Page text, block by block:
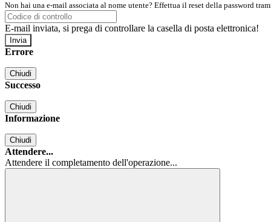
Non hai una e-mail associata al nome utente? Effettua il reset della password
E-mail inviata, si prega di controllare la casella di posta elettronica!
Errore
Chiudi
Successo
Chiudi
Informazione
Chiudi
Attendere...
Attendere il completamento dell'operazione...